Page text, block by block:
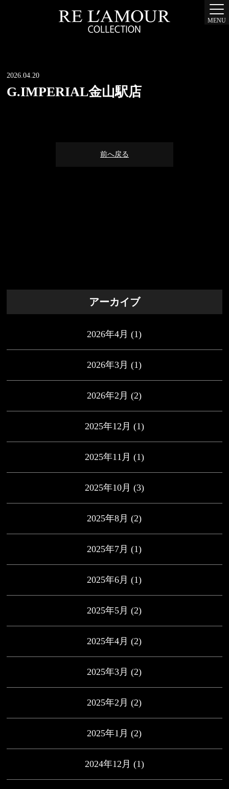
MENU
2026.04.20
G.IMPERIAL金山駅店
前へ戻る
アーカイブ
2026年4月 (1)
2026年3月 (1)
2026年2月 (2)
2025年12月 (1)
2025年11月 (1)
2025年10月 (3)
2025年8月 (2)
2025年7月 (1)
2025年6月 (1)
2025年5月 (2)
2025年4月 (2)
2025年3月 (2)
2025年2月 (2)
2025年1月 (2)
2024年12月 (1)